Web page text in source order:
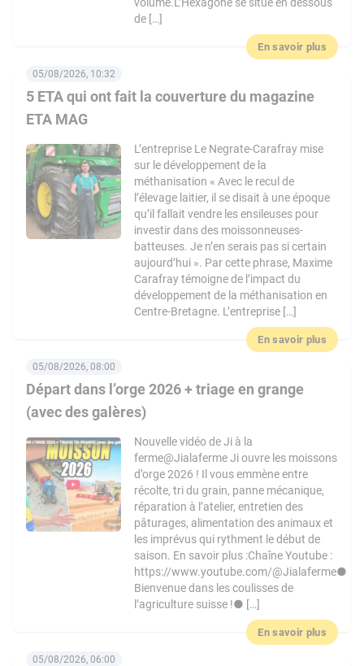
de […]
En savoir plus
5 ETA qui ont fait la couverture du magazine
ETA MAG
05/08/2026, 10:32
L’entreprise Le Negrate-Carafray mise
sur le développement de la
méthanisation « Avec le recul de
l’élevage laitier, il se disait à une époque
qu’il fallait vendre les ensileuses pour
investir dans des moissonneuses-
batteuses. Je n’en serais pas si certain
aujourd’hui ». Par cette phrase, Maxime
Carafray témoigne de l’impact du
développement de la méthanisation en
Centre-Bretagne. L’entreprise […]
En savoir plus
Départ dans l’orge 2026 + triage en grange
(avec des galères)
05/08/2026, 08:00
Nouvelle vidéo de Ji à la
ferme@Jialaferme Ji ouvre les moissons
d’orge 2026 ! Il vous emmène entre
récolte, tri du grain, panne mécanique,
réparation à l’atelier, entretien des
pâturages, alimentation des animaux et
les imprévus qui rythment le début de
saison. En savoir plus :Chaîne Youtube :
https://www.youtube.com/@Jialaferme●
Bienvenue dans les coulisses de
l’agriculture suisse !● […]
En savoir plus
05/08/2026, 06:00